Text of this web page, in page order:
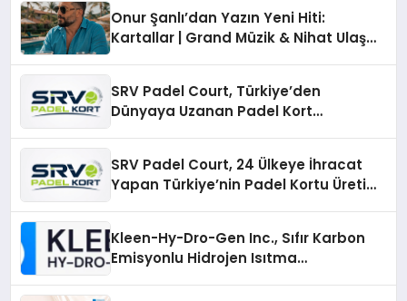
Onur Şanlı’dan Yazın Yeni Hiti:
Kartallar | Grand Müzik & Nihat Ulaş
SRV Padel Court, Türkiye’den
Dünyaya Uzanan Padel Kort
SRV Padel Court, 24 Ülkeye İhracat
Yapan Türkiye’nin Padel Kortu Üretim
Kleen-Hy-Dro-Gen Inc., Sıfır Karbon
Emisyonlu Hidrojen Isıtma